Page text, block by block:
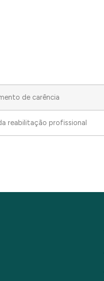
de carência
reabilitação profissional